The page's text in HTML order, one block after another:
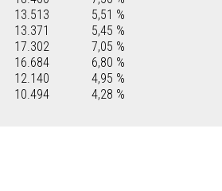
13.513 5,51 %
13.371 5,45 %
17.302 7,05 %
16.684 6,80 %
12.140 4,95 %
10.494 4,28 %